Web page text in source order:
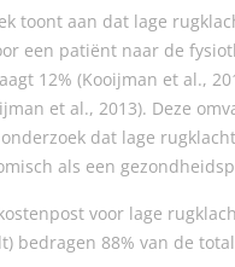
toont aan dat lage
een patiënt naar de
12% (Kooijman et al.,
et al., 2013). Deze
dat lage
als een
voor lage
bedragen 88% van de